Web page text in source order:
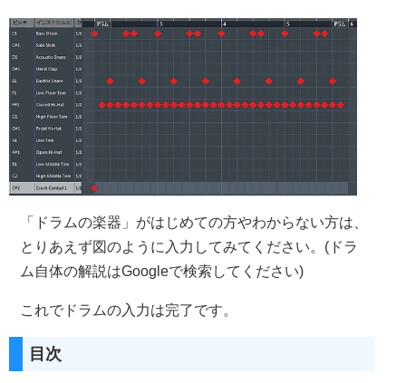
「ドラムの楽器」がはじめての方やわからない方は、
とりあえず図のように入力してみてください。(ドラ
ム自体の解説はGoogleで検索してください)
これでドラムの入力は完了です。
目次